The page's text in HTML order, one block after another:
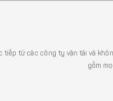
tiếp từ các công ty vận tải và
gồm